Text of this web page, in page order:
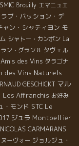
Brouilly エマニュエ
ラブ・パッション・デ
ャン・シャティヨン モ
シャトー・カンボン La
ン・グラン８ タヴェル
des Vins タラゴナ
des Vins Naturels
GESCHICKT マル
Les Affranchis お好み
・モンド STC Le
ジュラ Montpellier
CARMARANS
ーヴォー ジョルジュ・